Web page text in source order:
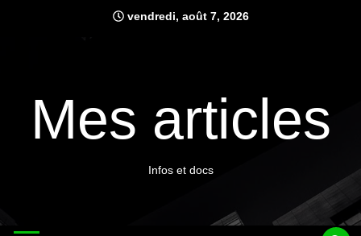
vendredi, août 7, 2026
Mes articles
Infos et docs